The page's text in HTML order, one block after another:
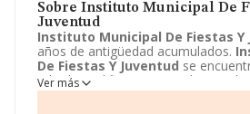
Sobre Instituto Municipal De
Juventud
Instituto Municipal De Fiestas Y
años de antigüedad acumulados.
De Fiestas Y Juventud se
Gibraltar Edificio Diego Salinas
actividad CNAE está incluida en
Ver más